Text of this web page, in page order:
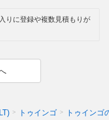
りに登録や複数見積もりが
トゥインゴ トゥインゴ